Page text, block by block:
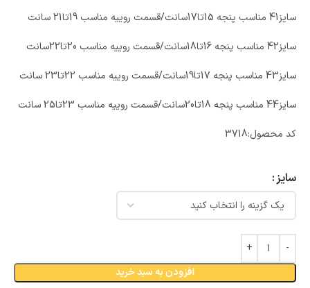
سایز41 مناسب پنجه 15تا17سانت/قسمت روییه مناسب 19تا21 سانت
سایز42 مناسب پنجه 16تا18سانت/قسمت روییه مناسب 20تا22سانت
سایز43 مناسب پنجه 17تا19سانت/قسمت روییه مناسب 22تا23 سانت
سایز44 مناسب پنجه 18تا20سانت/قسمت روییه مناسب 23تا25 سانت
کد محصول:3718
سایز
افزودن به سبد خرید